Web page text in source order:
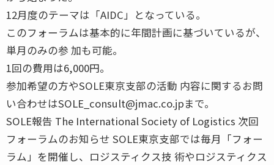
12月度のテーマは「AIDC」となっている。
このフォーラムは基本的に年間計画に基づいているが、
単月のみの参 加も可能。
1回の費用は6,000円。
参加希望の方やSOLE東京支部の活動 内容に関するお問
い合わせはSOLE_consult@jmac.co.jpまで。
SOLE報告 The International Society of Logistics 次回
フォーラムのお知らせ SOLE東京支部では毎月「フォー
ラム」を開催し、ロジスティクス技 術やロジスティクス